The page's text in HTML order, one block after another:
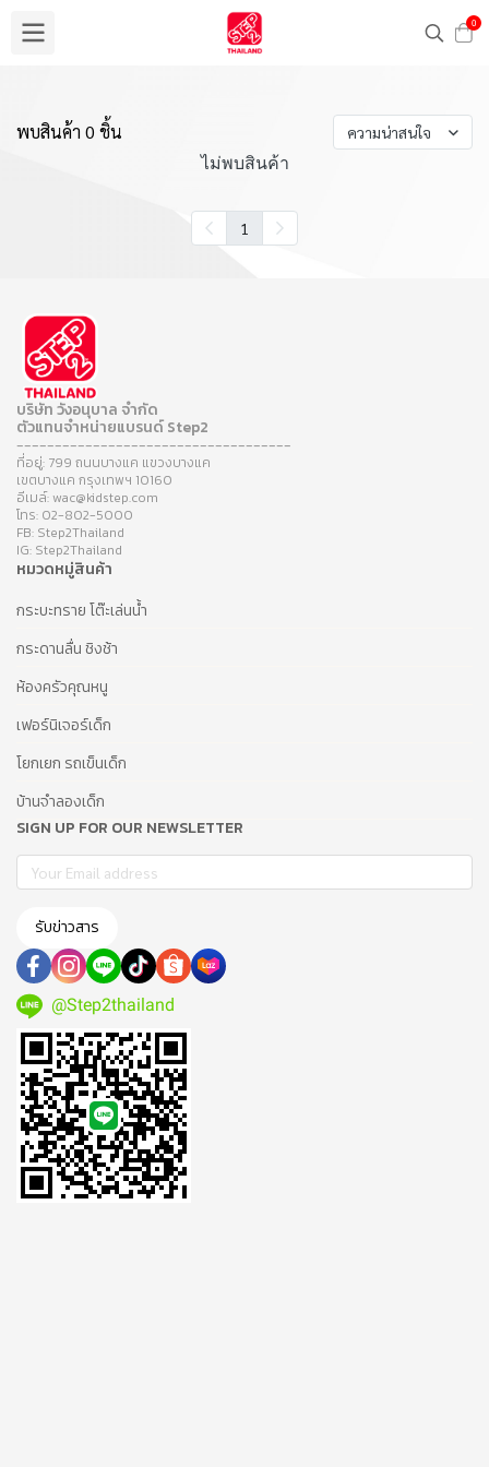
0
พบสินค้า 0 ชิ้น ความน่าสนใจ
ไม่พบสินค้า
1
บริษัท วังอนุบาล จำกัด
ตัวแทนจำหน่ายแบรนด์ Step2
------------------------------------
ที่อยู่: 799 ถนนบางแค แขวงบางแค
เขตบางแค กรุงเทพฯ 10160
อีเมล์: wac@kidstep.com
โทร: 02-802-5000
FB: Step2Thailand
IG: Step2Thailand
หมวดหมู่สินค้า
กระบะทราย โต๊ะเล่นน้ำ
กระดานลื่น ชิงช้า
ห้องครัวคุณหนู
เฟอร์นิเจอร์เด็ก
โยกเยก รถเข็นเด็ก
บ้านจำลองเด็ก
SIGN UP FOR OUR NEWSLETTER
รับข่าวสาร
@Step2thailand